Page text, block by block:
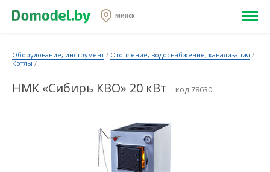
Минск
Оборудование, инструмент / Отопление, водоснабжение, канализация /
Котлы /
НМК «Сибирь КВО» 20 кВт код 78630